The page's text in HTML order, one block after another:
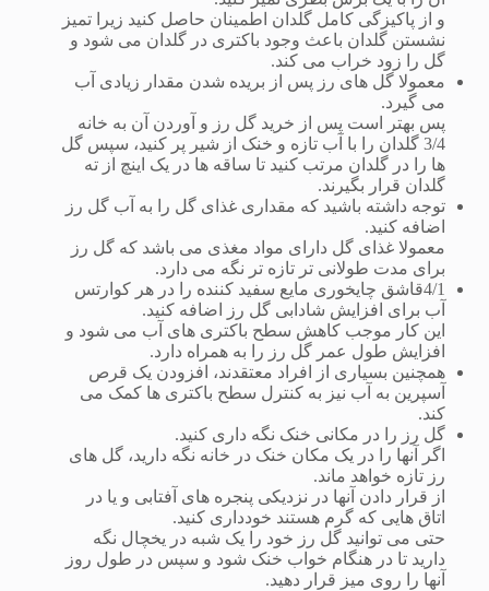
و از پاکیزگی کامل گلدان اطمینان حاصل کنید زیرا تمیز
نشستن گلدان باعث وجود باکتری در گلدان می شود و
گل را زود خراب می کند.
معمولا گل های رز پس از بریده شدن مقدار زیادی آب
می گیرد.
پس بهتر است پس از خرید گل رز و آوردن آن به خانه
3/4 گلدان را با آب تازه و خنک از شیر پر کنید، سپس گل
ها را در گلدان مرتب کنید تا ساقه ها در یک اینچ از ته
گلدان قرار بگیرند.
توجه داشته باشید که مقداری غذای گل را به آب گل رز
اضافه کنید.
معمولا غذای گل دارای مواد مغذی می باشد که گل رز
برای مدت طولانی تر تازه تر نگه می دارد.
4/1قاشق چایخوری مایع سفید کننده را در هر کوارتس
آب برای افزایش شادابی گل رز اضافه کنید.
این کار موجب کاهش سطح باکتری های آب می شود و
افزایش طول عمر گل رز را به همراه دارد.
همچنین بسیاری از افراد معتقدند، افزودن یک قرص
آسپرین به آب نیز به کنترل سطح باکتری ها کمک می
کند.
گل رز را در مکانی خنک نگه داری کنید.
اگر آنها را در یک مکان خنک در خانه نگه دارید، گل های
رز تازه خواهد ماند.
از قرار دادن آنها در نزدیکی پنجره های آفتابی و یا در
اتاق هایی که گرم هستند خودداری کنید.
حتی می توانید گل رز خود را یک شبه در یخچال نگه
دارید تا در هنگام خواب خنک شود و سپس در طول روز
آنها را روی میز قرار دهید.